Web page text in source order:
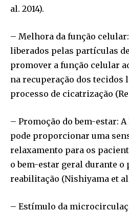
al. 2014).
– Melhora da função
liberados pelas partículas
promover a função celular
na recuperação dos tecidos
processo de cicatrização
– Promoção do bem-estar:
pode proporcionar uma
relaxamento para os
o bem-estar geral durante o
reabilitação (Nishiyama et
– Estímulo da